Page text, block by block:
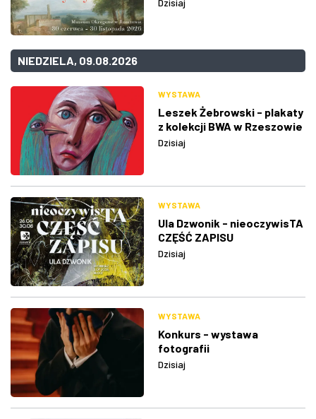
NIEDZIELA, 09.08.2026
WYSTAWA
Leszek Żebrowski - plakaty
z kolekcji BWA w Rzeszowie
Dzisiaj
WYSTAWA
Ula Dzwonik - nieoczywisTA
CZĘŚĆ ZAPISU
Dzisiaj
WYSTAWA
Konkurs - wystawa
fotografii
Dzisiaj